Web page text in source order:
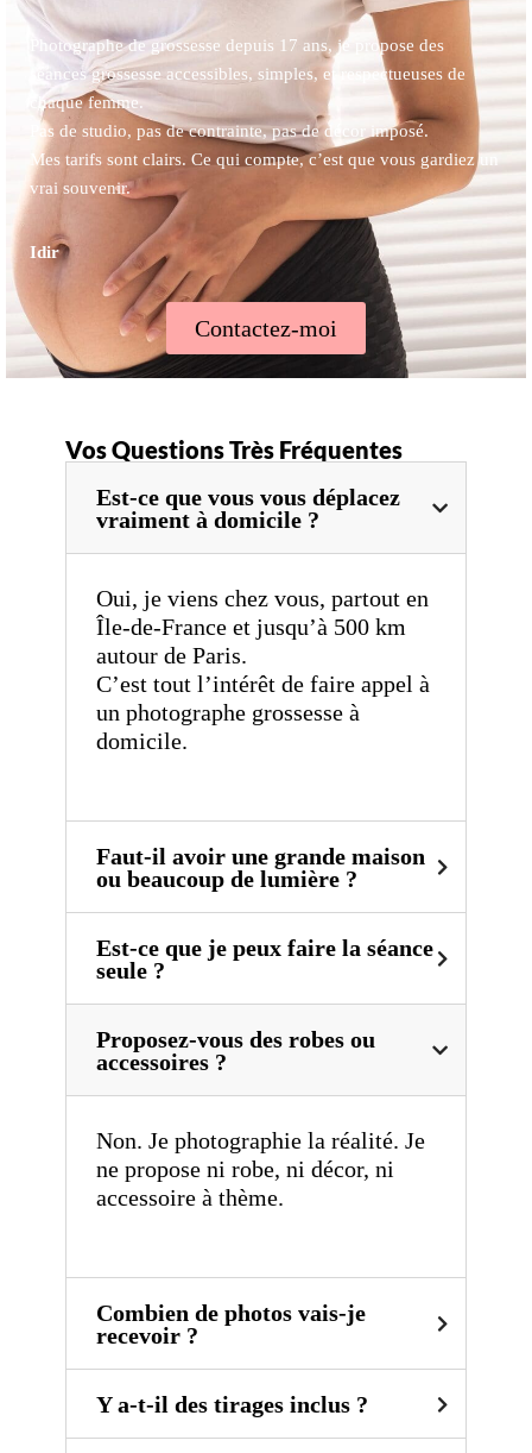
Photographe de grossesse depuis 17 ans, je propose des
séances grossesse accessibles, simples, et respectueuses de
chaque femme.
Pas de studio, pas de contrainte, pas de décor imposé.
Mes tarifs sont clairs. Ce qui compte, c’est que vous gardiez un
vrai souvenir.
Idir
Contactez-moi
Vos Questions Très Fréquentes
Est-ce que vous vous déplacez
vraiment à domicile ?
Oui, je viens chez vous, partout en
Île-de-France et jusqu’à 500 km
autour de Paris.
C’est tout l’intérêt de faire appel à
un photographe grossesse à
domicile.
Faut-il avoir une grande maison
ou beaucoup de lumière ?
Est-ce que je peux faire la séance
seule ?
Proposez-vous des robes ou
accessoires ?
Non. Je photographie la réalité. Je
ne propose ni robe, ni décor, ni
accessoire à thème.
Combien de photos vais-je
recevoir ?
Y a-t-il des tirages inclus ?